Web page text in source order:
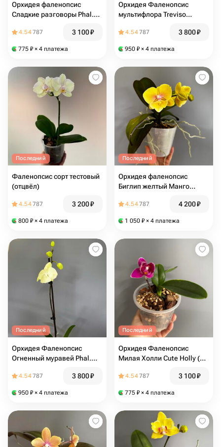
Орхидея фаленопсис
Сладкие разговоры Phal.
4.54787 3 100₽
775 ₽ × 4 платежа
Орхидея Фаленопсис
мультифлора Treviso
4.54787 3 800₽
950 ₽ × 4 платежа
Последний
Фаленопсис сорт тестовый
(отцвёл)
4.54787 3 200₽
800 ₽ × 4 платежа
Последний
Орхидея фаленопсис
Биглип желтый Манго
4.54787 4 200₽
1 050 ₽ × 4 платежа
Последний
Орхидея Фаленопсис
Огненный муравей Phal.
4.54787 3 800₽
950 ₽ × 4 платежа
Последний
Орхидея Фаленопсис
Милая Холли Cute Holly (не
4.54787 3 100₽
775 ₽ × 4 платежа